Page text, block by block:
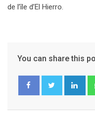
de l’île d’El Hierro.
You can share this